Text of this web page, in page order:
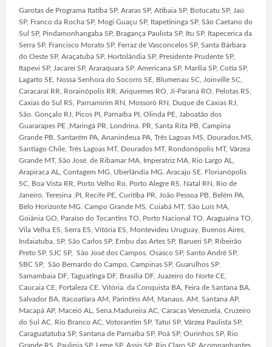
Garotas de Programa Itatiba SP, Araras SP, Atibaia SP, Botucatu SP, Jaú
SP, Franco da Rocha SP, Mogi Guaçu SP, Itapetininga SP, São Caetano do
Sul SP, Pindamonhangaba SP, Bragança Paulista SP, Itu SP, Itapecerica da
Serra SP, Francisco Morato SP, Ferraz de Vasconcelos SP, Santa Bárbara
do Oeste SP, Araçatuba SP, Hortolândia SP, Presidente Prudente SP,
Itapevi SP, Jacareí SP, Araraquara SP, Americana SP, Marília SP, Cotia SP,
Lagarto SE, Nossa Senhora do Socorro SE, Blumenau SC, Joinville SC,
Caracaraí RR, Rorainópolis RR, Ariquemes RO, Ji-Paraná RO, Pelotas RS,
Caxias do Sul RS, Parnamirim RN, Mossoró RN, Duque de Caxias RJ,
São. Gonçalo RJ, Picos PI, Parnaíba PI, Olinda PE, Jaboatão dos
Guararapes PE ,Maringá PR, Londrina. PR, Santa Rita PB, Campina
Grande PB, Santarém PA, Ananindeua PA, Três Lagoas MS, Dourados.MS,
Santiago Chile, Três Lagoas MT, Dourados MT, Rondonópolis MT, Várzea
Grande MT, São José. de Ribamar MA, Imperatriz MA, Rio Largo AL,
Arapiraca AL, Contagem MG, Uberlândia MG. Aracaju SE. Florianópolis
SC, Boa Vista RR, Porto Velho Ro, Porto Alegre RS, Natal RN, Rio de
Janeiro, Teresina .PI, Recife PE, Curitiba PR, João Pessoa PB, Belém PA,
Belo Horizonte MG. Campo Grande MS. Cuiabá MT, São Luís MA,
Goiânia GO, Paraíso do Tocantins TO, Porto Nacional TO, Araguaína TO,
Vila Velha ES, Serra ES, Vitória ES, Montevideu Uruguay, Buenos Aires,
Indaiatuba. SP, São Carlos SP, Embu das Artes SP, Barueri SP, Ribeirão
Preto SP, SJC SP, São José dos Campos. Osasco SP, Santo André SP,
SBC SP, São Bernardo do Campo, Campinas SP, Guarulhos SP.
Samambaia DF, Taguatinga DF, Brasília DF, Juazeiro do Norte CE,
Caucaia CE, Fortaleza CE. Vitória. da Conquista BA, Feira de Santana BA,
Salvador BA, Itacoatiara AM, Parintins AM, Manaus. AM, Santana AP,
Macapá AP, Maceió AL, Sena.Madureira AC, Caracas Venezuela, Cruzeiro
do Sul AC, Rio Branco AC, Votorantim SP, Tatuí SP, Várzea Paulista SP,
Caraguatatuba SP, Santana de Parnaíba SP, Poá SP, Ourinhos SP, Rio
Grande RS, Paulinia SP, Leme SP, Assis SP, Rio Claro SP, Acompanhantes